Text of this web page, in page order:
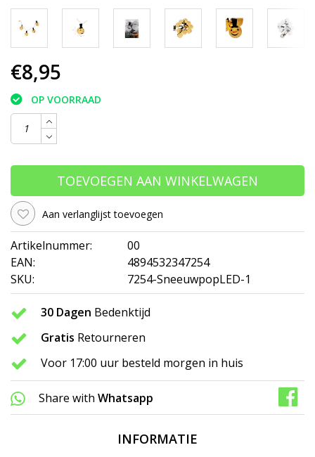
€8,95
OP VOORRAAD
TOEVOEGEN AAN WINKELWAGEN
Aan verlanglijst toevoegen
Artikelnummer:
00
EAN:
4894532347254
SKU:
7254-SneeuwpopLED-1
30 Dagen Bedenktijd
Gratis Retourneren
Voor 17:00 uur besteld morgen in huis
Share with Whatsapp
INFORMATIE